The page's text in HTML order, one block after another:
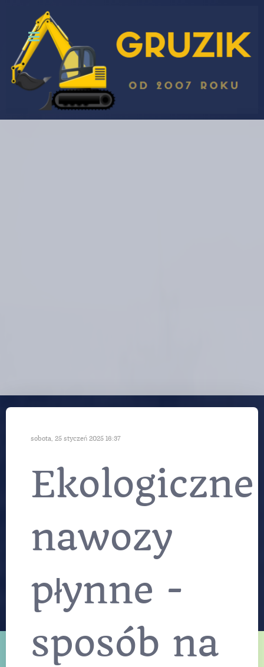
sobota, 25 styczeń 2025 16:37
Ekologiczne
nawozy
płynne -
sposób na